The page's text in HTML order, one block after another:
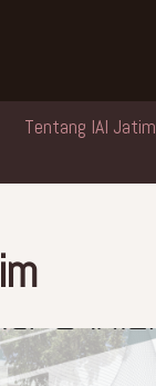
Tentang IAI Jatim